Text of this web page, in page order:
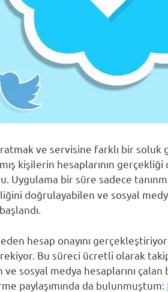
ve servisine farklı bir soluk
kişilerin hesaplarının
Uygulama bir süre sadece
doğrulayabilen ve sosyal
hesap onayını
Bu süreci ücretli olarak takip
ve sosyal medya hesaplarını
paylaşımında da bulunmuştum: